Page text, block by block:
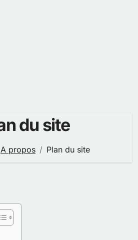
du site
A propos Plan du site